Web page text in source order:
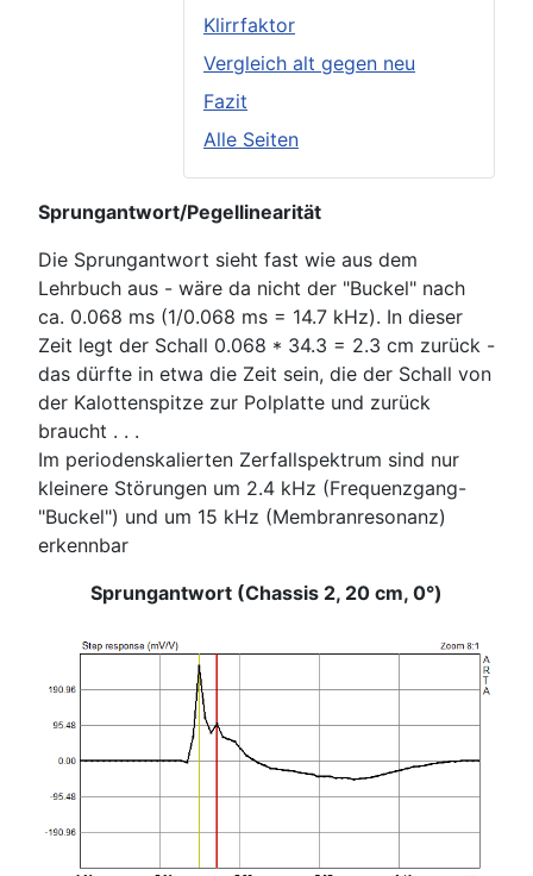
Klirrfaktor
Vergleich alt gegen neu
Fazit
Alle Seiten
Sprungantwort/Pegellinearität
Die Sprungantwort sieht fast wie aus dem
Lehrbuch aus - wäre da nicht der "Buckel" nach
ca. 0.068 ms (1/0.068 ms = 14.7 kHz). In dieser
Zeit legt der Schall 0.068 * 34.3 = 2.3 cm zurück -
das dürfte in etwa die Zeit sein, die der Schall von
der Kalottenspitze zur Polplatte und zurück
braucht . . .
Im periodenskalierten Zerfallspektrum sind nur
kleinere Störungen um 2.4 kHz (Frequenzgang-
"Buckel") und um 15 kHz (Membranresonanz)
erkennbar
Sprungantwort (Chassis 2, 20 cm, 0°)